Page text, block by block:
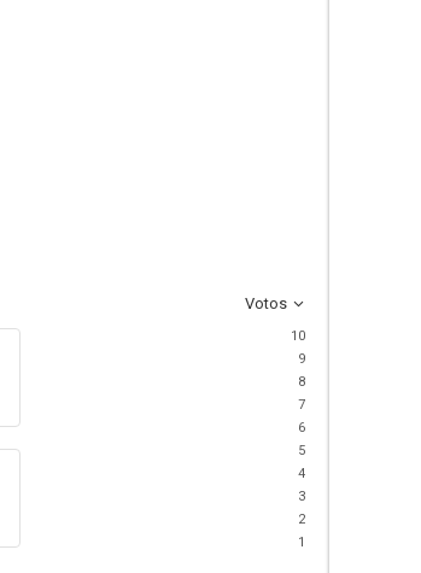
Votos
10
9
8
7
6
5
4
3
2
1